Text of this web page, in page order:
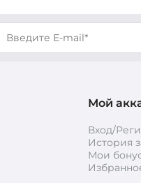
Мой
Вход/
История
Мои